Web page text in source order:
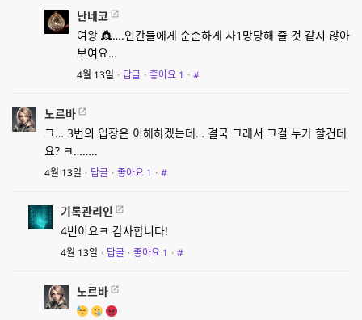
난네코
여왕 👸….인간들에게 순순하게 사1망당해 줄 것 같지 않아
보여요…
4월 13일 · 답글 · 좋아요 1 · #
노르바
그… 3번의 입장은 이해하겠는데… 결국 그래서 그걸 누가 할건데
요? ㅋ……..
4월 13일 · 답글 · 좋아요 1 · #
기록관리인
4번이요ㅋ 감사합니다!
4월 13일 · 답글 · 좋아요 1 · #
노르바